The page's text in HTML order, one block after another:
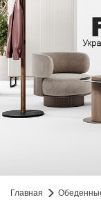
Главная